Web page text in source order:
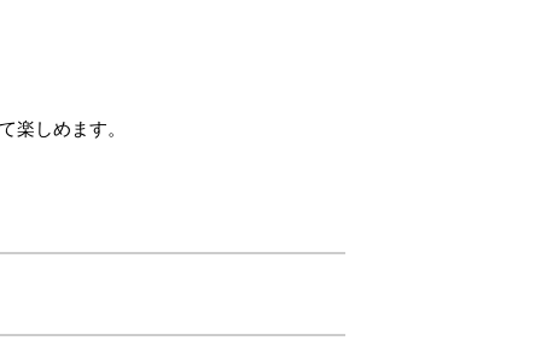
楽しめます。